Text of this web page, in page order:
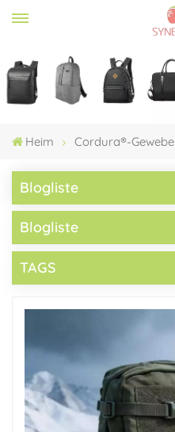
Heim Cordura®-Gewebe
Blogliste
Blogliste
TAGS